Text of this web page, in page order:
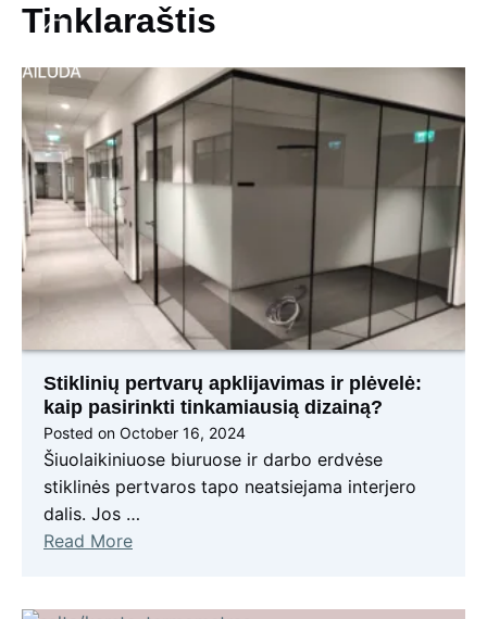
Skip
content
Main
Tinklaraštis
Stiklinių pertvarų apklijavimas ir plėvelė:
kaip pasirinkti tinkamiausią dizainą?
Posted on October 16, 2024
Šiuolaikiniuose biuruose ir darbo erdvėse
stiklinės pertvaros tapo neatsiejama interjero
dalis. Jos …
Read More